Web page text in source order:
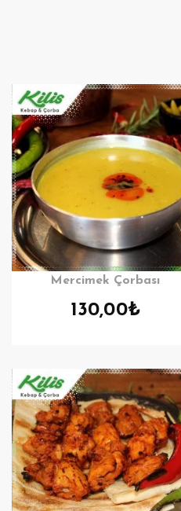
Mercimek Çorbası
130,00₺